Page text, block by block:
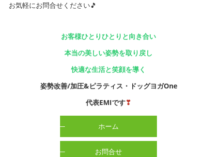
お気軽にお問合せください🎵
お客様ひとりひとりと向き合い
本当の美しい姿勢を取り戻し
快適な生活と笑顔を導く
姿勢改善/加圧&ピラティス・ドッグヨガOne
代表EMIです❣
ホーム
お問合せ